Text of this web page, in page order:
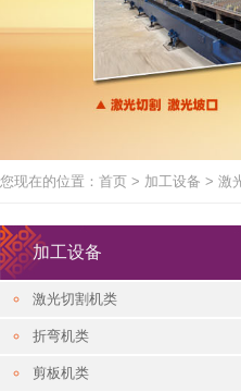
您现在的位置： 首页 > 加工设备 > 激
加工设备
激光切割机类
折弯机类
剪板机类